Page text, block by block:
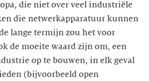
die niet over veel industriële
die netwerkapparatuur kunnen
lange termijn zou het voor
de moeite waard zijn om, een
op te bouwen, in elk geval
(bijvoorbeeld open